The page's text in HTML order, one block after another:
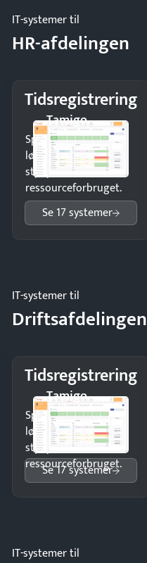
IT-systemer til
HR-afdelingen
Tidsregistrering
Tamigo
Spar tid på
lønberegning og få
styr på
ressourceforbruget.
Se 17 systemer
IT-systemer til
Driftsafdelingen
Tidsregistrering
Tamigo
Spar tid på
lønberegning og få
styr på
ressourceforbruget.
Se 17 systemer
IT-systemer til